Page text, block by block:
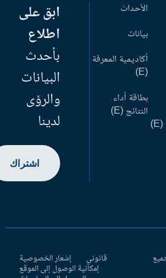
الأحداث
بيانات
أكاديمية المعرفة
بطاقة أداء
النتائج (E)
ابق على
اطلاع
بأحدث
البيانات
والرؤى
لدينا
اشتراك
قانوني إشعار الخصوصية
إمكانية الوصول إلى الموقع